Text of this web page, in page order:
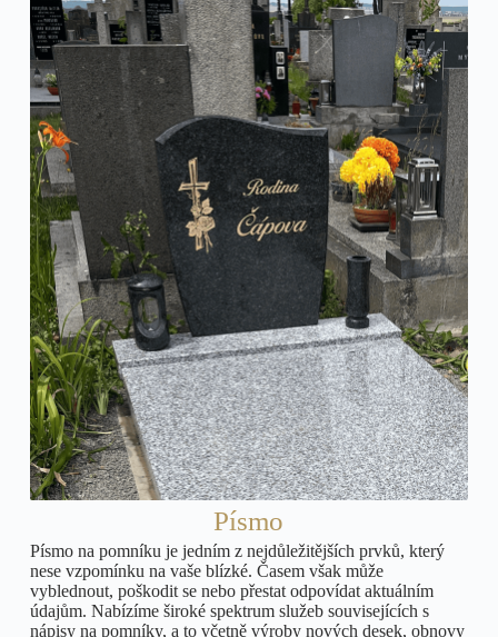
Písmo
Písmo na pomníku je jedním z nejdůležitějších prvků, který
nese vzpomínku na vaše blízké. Časem však může
vyblednout, poškodit se nebo přestat odpovídat aktuálním
údajům. Nabízíme široké spektrum služeb souvisejících s
nápisy na pomníky, a to včetně výroby nových desek, obnovy